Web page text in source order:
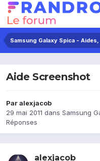
Samsung Galaxy Spica -
Aide Screenshot
Paralexjacob
29 mai 2011 dans Samsung
Réponses
alexjacob